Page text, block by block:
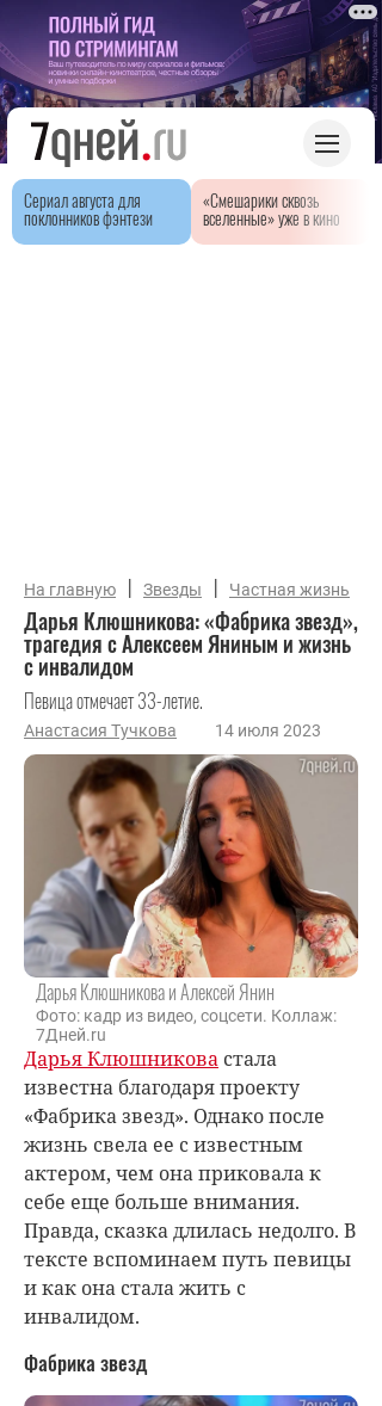
Сериал августа для
поклонников фэнтези
«Смешарики сквозь
вселенные» уже в кино
На главную | Звезды | Частная жизнь
Дарья Клюшникова: «Фабрика звезд»,
трагедия с Алексеем Яниным и жизнь
с инвалидом
Певица отмечает 33-летие.
Анастасия Тучкова 14 июля 2023
Дарья Клюшникова и Алексей Янин
Фото: кадр из видео, соцсети. Коллаж:
7Дней.ru
Дарья Клюшникова стала
известна благодаря проекту
«Фабрика звезд». Однако после
жизнь свела ее с известным
актером, чем она приковала к
себе еще больше внимания.
Правда, сказка длилась недолго. В
тексте вспоминаем путь певицы
и как она стала жить с
инвалидом.
Фабрика звезд